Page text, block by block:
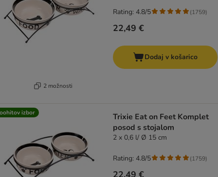
2 možnosti
22,49 €
Rating: 4.8/5 (1759)
Dodaj v košarico
izbor
Trixie Eat on Feet Komplet
posod s stojalom
2 x 0,6 l/ Ø 15 cm
22,49 €
Rating: 4.8/5 (1759)